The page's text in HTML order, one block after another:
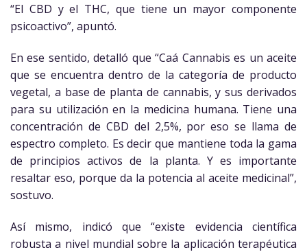
“El CBD y el THC, que tiene un mayor componente
psicoactivo”, apuntó.
En ese sentido, detalló que “Caá Cannabis es un aceite
que se encuentra dentro de la categoría de producto
vegetal, a base de planta de cannabis, y sus derivados
para su utilización en la medicina humana. Tiene una
concentración de CBD del 2,5%, por eso se llama de
espectro completo. Es decir que mantiene toda la gama
de principios activos de la planta. Y es importante
resaltar eso, porque da la potencia al aceite medicinal”,
sostuvo.
Así mismo, indicó que “existe evidencia científica
robusta a nivel mundial sobre la aplicación terapéutica